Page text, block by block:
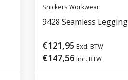
Snickers Workwear
9428 Seamless Legging
€121,95 Excl. BTW
€147,56 Incl. BTW